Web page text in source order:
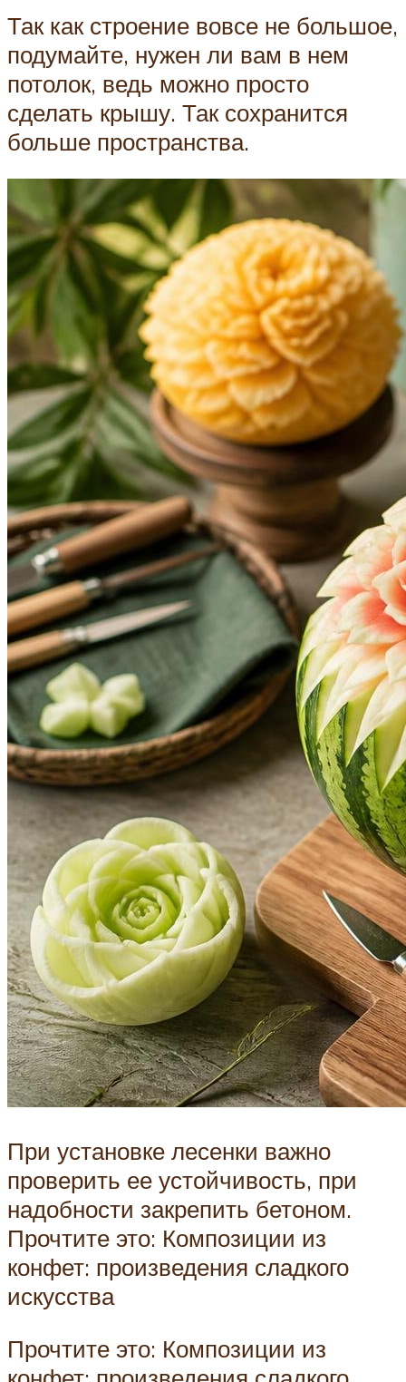
Так как строение вовсе не большое,
подумайте, нужен ли вам в нем
потолок, ведь можно просто
сделать крышу. Так сохранится
больше пространства.
При установке лесенки важно
проверить ее устойчивость, при
надобности закрепить бетоном.
Прочтите это: Композиции из
конфет: произведения сладкого
искусства
Прочтите это: Композиции из